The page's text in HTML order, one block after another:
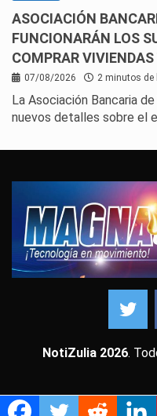
ASOCIACIÓN
FUNCIONARÁN LOS
COMPRAR
07/08/2026 2 minutos de
La Asociación Bancaria
nuevos detalles sobre el
NotiZulia 2026.